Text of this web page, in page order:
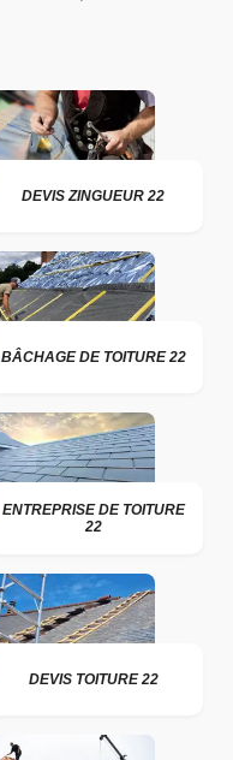
DEVIS ZINGUEUR 22
BÂCHAGE DE TOITURE 22
ENTREPRISE DE TOITURE
22
DEVIS TOITURE 22